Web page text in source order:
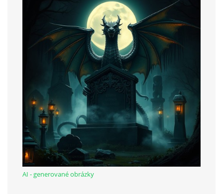
AI - generované obrázky